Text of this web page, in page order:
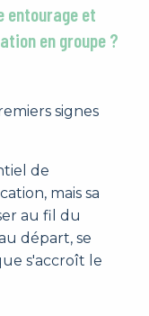
entourage et
en groupe ?
signes
de
mais sa
au fil du
départ, se
s'accroît le